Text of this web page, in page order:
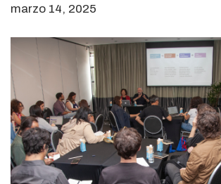
marzo 14, 2025